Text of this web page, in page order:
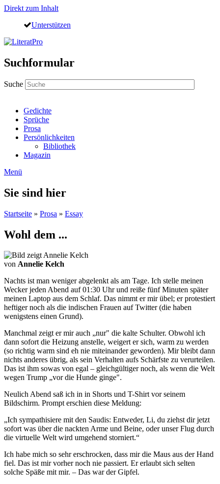
Direkt zum Inhalt
Unterstützen
Suchformular
Suche
Gedichte
Sprüche
Prosa
Persönlichkeiten
Bibliothek
Magazin
Menü
Sie sind hier
Startseite » Prosa » Essay
Wohl dem ...
von Annelie Kelch
Nachts ist man weniger abgelenkt als am Tage. Ich stelle meinen
Wecker jeden Abend auf 01:30 Uhr und reiße fünf Minuten später
meinen Laptop aus dem Schlaf. Das nimmt er mir übel; er protestiert
heftiger noch als die indischen Frauen auf Twitter (die haben
wenigstens einen Grund).
Manchmal zeigt er mir auch „nur" die kalte Schulter. Obwohl ich
dann sofort die Heizung anstelle, weigert er sich, warm zu werden
(so richtig warm sind eh nie miteinander geworden). Mir bleibt dann
nichts anderes übrig, als sein Verhalten aufs Schärfste zu verurteilen.
Das ist ihm sowas von egal – gleichgültiger noch, als wenn die Welt
wegen Trump „vor die Hunde ginge".
Neulich Abend saß ich in in Shorts und T-Shirt vor seinem
Bildschirm. Prompt erschien diese Meldung:
„Ich sympathisiere mit den Saudis: Entweder, Li, du ziehst dir jetzt
sofort was über die nackten Arme und Beine, oder unser Flug durch
die virtuelle Welt wird umgehend storniert.“
Ich habe mich so sehr erschrocken, dass mir die Maus aus der Hand
fiel. Das ist mir vorher noch nie passiert. Er erlaubt sich selten
solche Späße mit mir. – Das war der Gipfel.